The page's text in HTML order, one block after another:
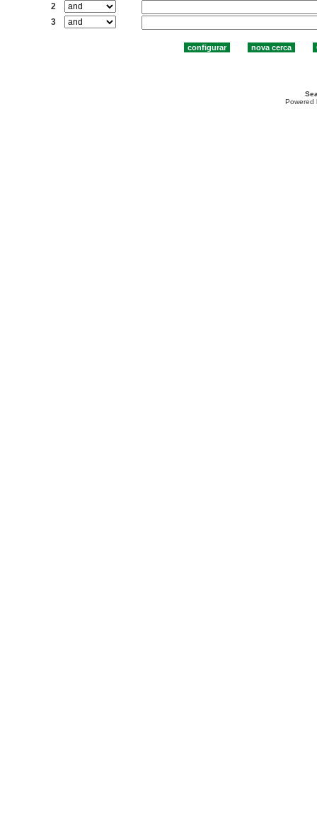
2
3